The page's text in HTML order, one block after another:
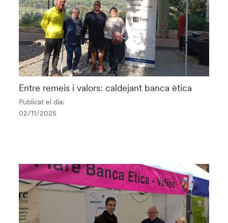
Entre remeis i valors: caldejant banca ètica
Publicat el dia:
02/11/2025